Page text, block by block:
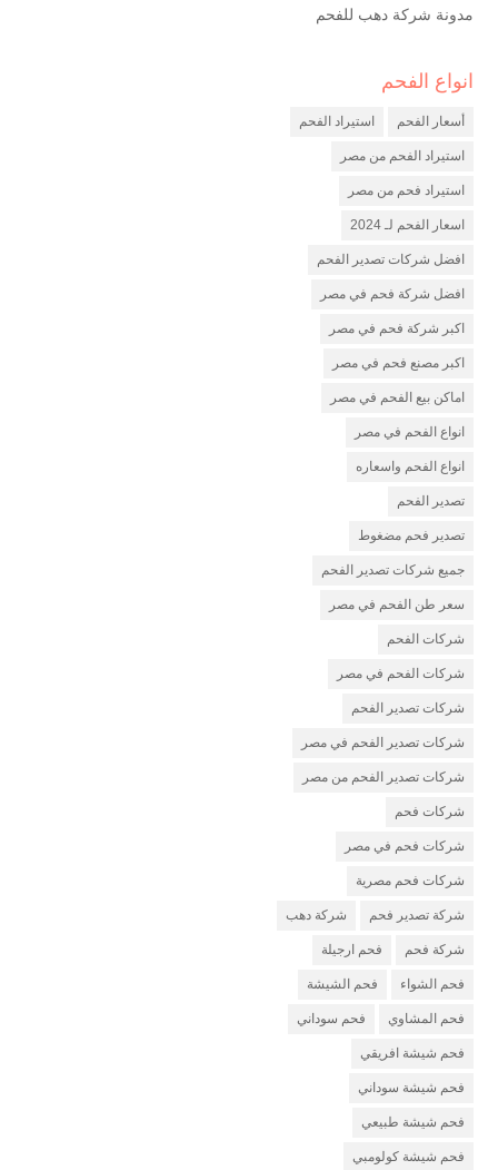
مدونة شركة دهب للفحم
انواع الفحم
أسعار الفحم استيراد الفحم
استيراد الفحم من مصر
استيراد فحم من مصر
اسعار الفحم لـ 2024
افضل شركات تصدير الفحم
افضل شركة فحم في مصر
اكبر شركة فحم في مصر
اكبر مصنع فحم في مصر
اماكن بيع الفحم في مصر
انواع الفحم في مصر
انواع الفحم واسعاره
تصدير الفحم
تصدير فحم مضغوط
جميع شركات تصدير الفحم
سعر طن الفحم في مصر
شركات الفحم
شركات الفحم في مصر
شركات تصدير الفحم
شركات تصدير الفحم في مصر
شركات تصدير الفحم من مصر
شركات فحم
شركات فحم في مصر
شركات فحم مصرية
شركة تصدير فحم شركة دهب
شركة فحم فحم ارجيلة
فحم الشواء فحم الشيشة
فحم المشاوي فحم سوداني
فحم شيشة افريقي
فحم شيشة سوداني
فحم شيشة طبيعي
فحم شيشة كولومبي